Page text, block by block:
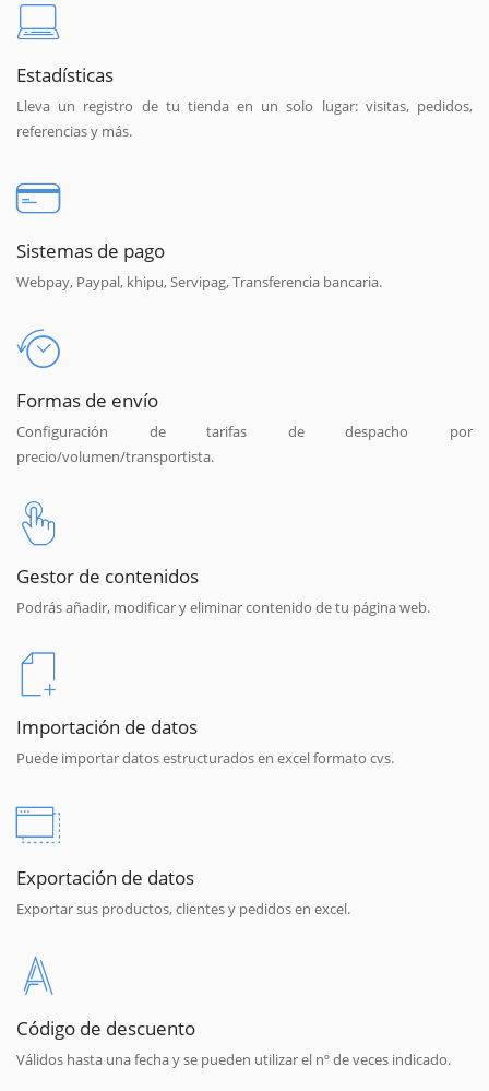
Estadísticas
Lleva un registro de tu tienda en un solo lugar: visitas, pedidos,
referencias y más.
Sistemas de pago
Webpay, Paypal, khipu, Servipag, Transferencia bancaria.
Formas de envío
Configuración de tarifas de despacho por
precio/volumen/transportista.
Gestor de contenidos
Podrás añadir, modificar y eliminar contenido de tu página web.
Importación de datos
Puede importar datos estructurados en excel formato cvs.
Exportación de datos
Exportar sus productos, clientes y pedidos en excel.
Código de descuento
Válidos hasta una fecha y se pueden utilizar el nº de veces indicado.